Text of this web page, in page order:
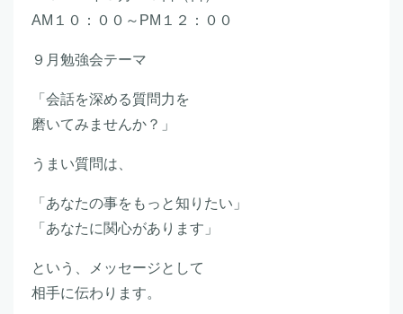
AM１０：００～PM１２：００
９月勉強会テーマ
「会話を深める質問力を
磨いてみませんか？」
うまい質問は、
「あなたの事をもっと知りたい」
「あなたに関心があります」
という、メッセージとして
相手に伝わります。